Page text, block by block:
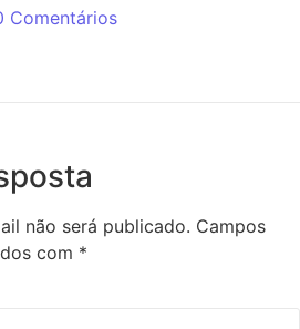
Comentários
não será publicado. Campos
com *